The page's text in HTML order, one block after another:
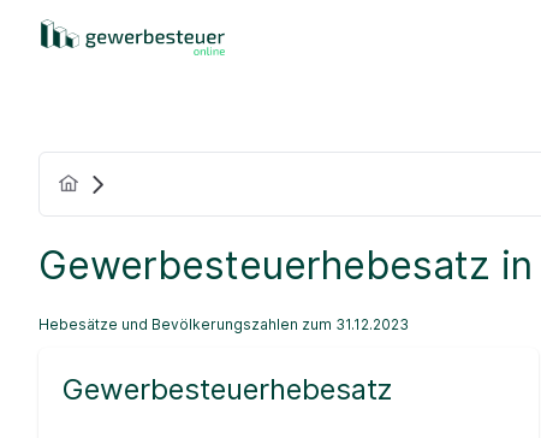
Gewerbesteuerhebesatz
Hebesätze und Bevölkerungszahlen zum 31.12.2023
Gewerbesteuerhebesatz